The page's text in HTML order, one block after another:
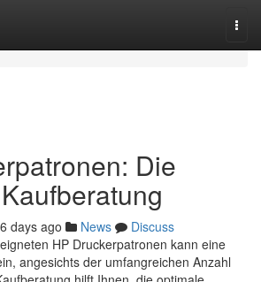
Die
days ago News
Discuss
HP Druckerpatronen kann eine
angesichts der umfangreichen Anzahl